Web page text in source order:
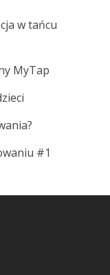
w tańcu
MyTap
#1